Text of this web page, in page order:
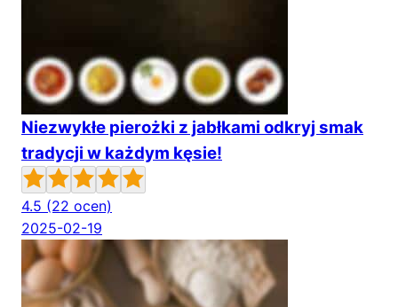
Niezwykłe pierożki z jabłkami odkryj smak
tradycji w każdym kęsie!
4.5 (22 ocen)
2025-02-19